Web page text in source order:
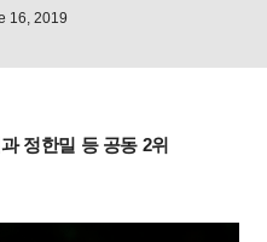
16, 2019
정한밀 등 공동 2위